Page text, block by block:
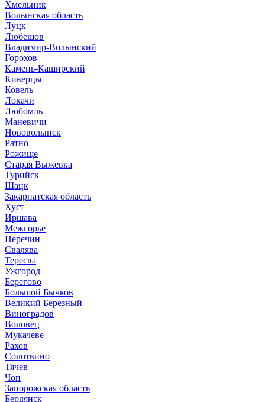
Хмельник
Волынская область
Луцк
Любешов
Владимир-Волынский
Горохов
Камень-Каширский
Киверцы
Ковель
Локачи
Любомль
Маневичи
Нововолынск
Ратно
Рожище
Старая Выжевка
Турийск
Шацк
Закарпатская область
Хуст
Иршава
Межгорье
Перечин
Свалява
Тересва
Ужгород
Берегово
Большой Бычков
Великий Березный
Виноградов
Воловец
Мукачеве
Рахов
Солотвино
Тячев
Чоп
Запорожская область
Бердянск